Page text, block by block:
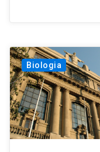
Biologia